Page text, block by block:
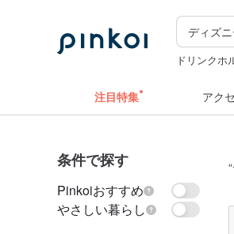
ドリンクホ
注目特集 アク
条件で探す
Pinkoiおすすめ
やさしい暮らし
“